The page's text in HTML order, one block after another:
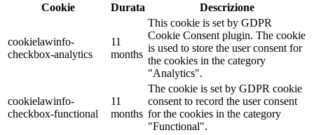
Cookie
Durata Descrizione
cookielawinfo-
checkbox-analytics
11
months
This cookie is set by GDPR
Cookie Consent plugin. The cookie
is used to store the user consent for
the cookies in the category
"Analytics".
cookielawinfo-
checkbox-functional
11
months
The cookie is set by GDPR cookie
consent to record the user consent
for the cookies in the category
"Functional".